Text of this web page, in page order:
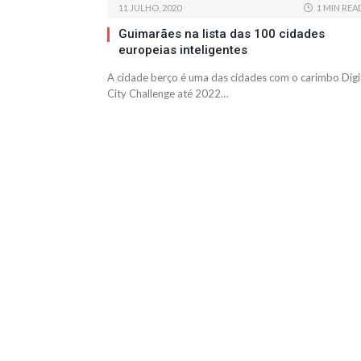
11 JULHO, 2020 1 MIN
Guimarães na lista das 100 cidades
europeias inteligentes
A cidade berço é uma das cidades com o carimbo
City Challenge até 2022…